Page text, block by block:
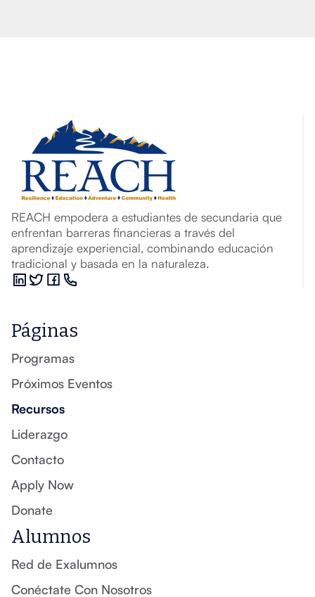
REACH empodera a estudiantes de secundaria que
enfrentan barreras financieras a través del
aprendizaje experiencial, combinando educación
tradicional y basada en la naturaleza.
Páginas
Programas
Próximos Eventos
Recursos
Liderazgo
Contacto
Apply Now
Donate
Alumnos
Red de Exalumnos
Conéctate Con Nosotros